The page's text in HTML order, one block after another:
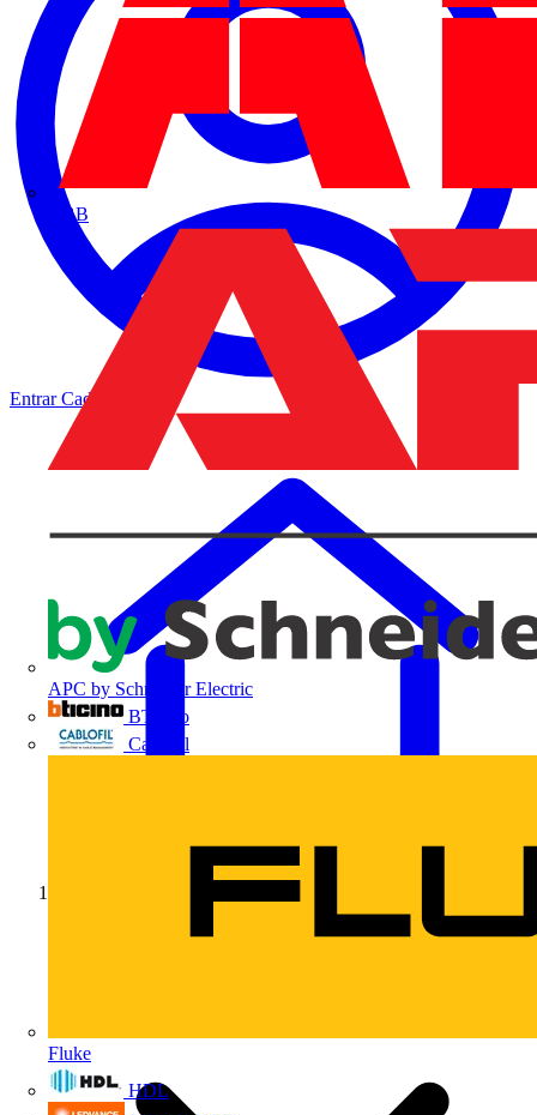
ABB
APC by Schneider Electric
BTicino
Cablofil
Fluke
HDL
EntrarCadastrar